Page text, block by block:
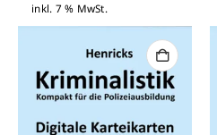
inkl. 7 % MwSt.